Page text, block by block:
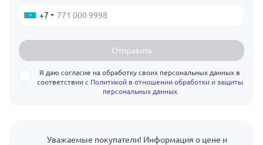
+7
Отправить
Я даю согласие на обработку своих персональных данных в
соответствии с Политикой в отношении обработки и защиты
персональных данных
Уважаемые покупатели! Информация о цене и